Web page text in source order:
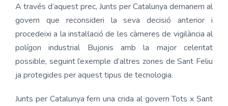
A través d’aquest prec, Junts per Catalunya demanem al
govern que reconsideri la seva decisió anterior i
procedeixi a la instal·lació de les càmeres de vigilància al
polígon industrial Bujonis amb la major celeritat
possible, seguint l’exemple d’altres zones de Sant Feliu
ja protegides per aquest tipus de tecnologia.
Junts per Catalunya fem una crida al govern Tots x Sant